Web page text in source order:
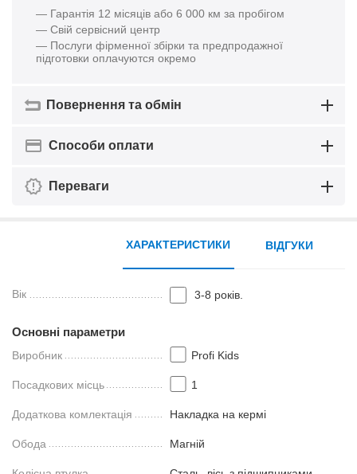
— Гарантія 12 місяців або 6 000 км за пробігом
— Свій сервісний центр
— Послуги фірменної збірки та предпродажної
підготовки оплачуются окремо
Повернення та обмін
Способи оплати
Переваги
ХАРАКТЕРИСТИКИ
Вік 3-8 років.
Основні параметри
Виробник Profi Kids
Посадкових місць 1
Додаткова комлектація Накладка на кермі
Обода Магній
ВІДГУКИ